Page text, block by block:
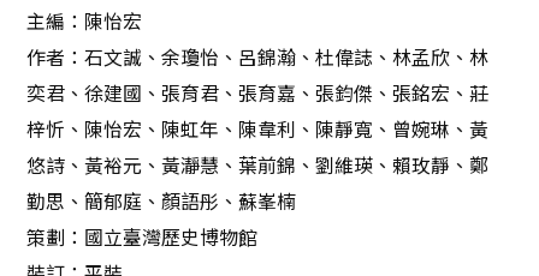
主編：陳怡宏
作者：石文誠、余瓊怡、呂錦瀚、杜偉誌、林孟欣、林
奕君、徐建國、張育君、張育嘉、張鈞傑、張銘宏、莊
梓忻、陳怡宏、陳虹年、陳韋利、陳靜寬、曾婉琳、黃
悠詩、黃裕元、黃瀞慧、葉前錦、劉維瑛、賴玫靜、鄭
勤思、簡郁庭、顏語彤、蘇峯楠
策劃：國立臺灣歷史博物館